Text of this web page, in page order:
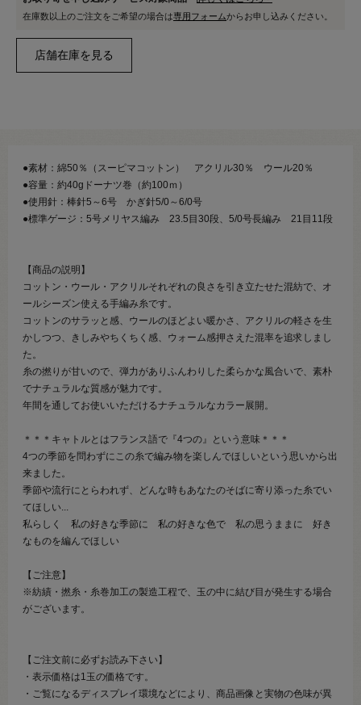
在庫数以上のご注文をご希望の場合は専用フォームからお申し込みください。
●素材：綿50％（スーピマコットン） アクリル30％ ウール20％
●容量：約40gドーナツ巻（約100ｍ）
●使用針：棒針5～6号 かぎ針5/0～6/0号
●標準ゲージ：5号メリヤス編み 23.5目30段、5/0号長編み 21目11段
【商品の説明】
コットン・ウール・アクリルそれぞれの良さを引き立たせた混紡で、オ
ールシーズン使える手編み糸です。
コットンのサラッと感、ウールのほどよい暖かさ、アクリルの軽さを生
かしつつ、きしみやちくちく感、ウォーム感押さえた混率を追求しまし
た。
糸の撚りが甘いので、弾力がありふんわりした柔らかな風合いで、素朴
でナチュラルな質感が魅力です。
年間を通してお使いいただけるナチュラルなカラー展開。
＊＊＊キャトルとはフランス語で『4つの』という意味＊＊＊
4つの季節を問わずにこの糸で編み物を楽しんでほしいという思いから出
来ました。
季節や流行にとらわれず、どんな時もあなたのそばに寄り添った糸でい
てほしい...
私らしく 私の好きな季節に 私の好きな色で 私の思うままに 好き
なものを編んでほしい
【ご注意】
※紡績・撚糸・糸巻加工の製造工程で、玉の中に結び目が発生する場合
がございます。
【ご注文前に必ずお読み下さい】
・表示価格は1玉の価格です。
・ご覧になるディスプレイ環境などにより、商品画像と実物の色味が異